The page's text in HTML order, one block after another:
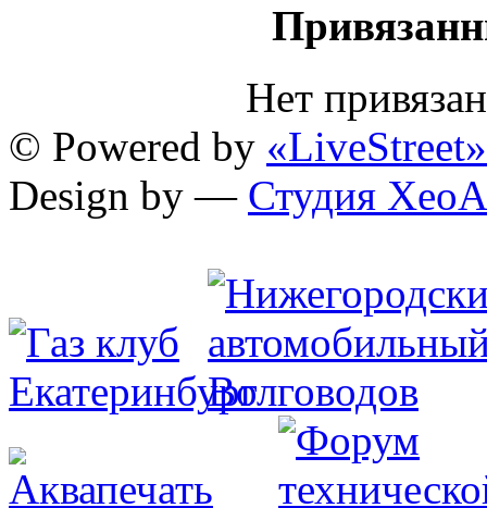
Нет
© Powered by «LiveStreet»
Design by — Студия